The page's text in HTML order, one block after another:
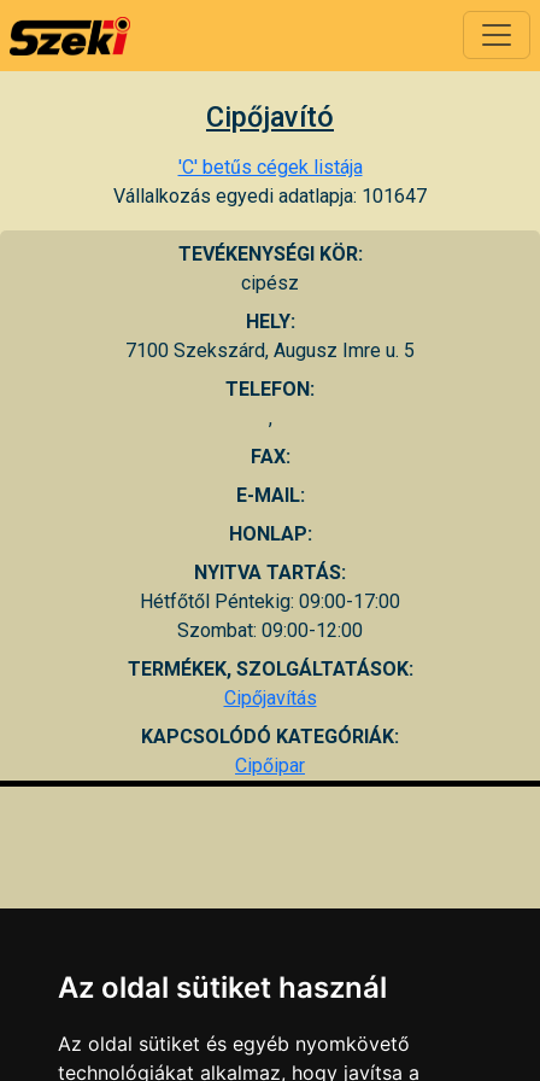
Cipőjavító
'C' betűs cégek listája
Vállalkozás egyedi adatlapja: 101647
TEVÉKENYSÉGI KÖR:
cipész
HELY:
7100 Szekszárd, Augusz Imre u. 5
TELEFON:
,
FAX:
E-MAIL:
HONLAP:
NYITVA TARTÁS:
Hétfőtől Péntekig: 09:00-17:00
Szombat: 09:00-12:00
TERMÉKEK, SZOLGÁLTATÁSOK:
Cipőjavítás
KAPCSOLÓDÓ KATEGÓRIÁK:
Cipőipar
Az oldal sütiket használ
Az oldal sütiket és egyéb nyomkövető
technológiákat alkalmaz, hogy javítsa a